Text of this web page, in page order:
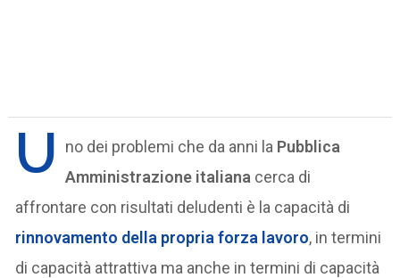
U no dei problemi che da anni la Pubblica
Amministrazione italiana cerca di
affrontare con risultati deludenti è la capacità di
rinnovamento della propria forza lavoro, in termini
di capacità attrattiva ma anche in termini di capacità